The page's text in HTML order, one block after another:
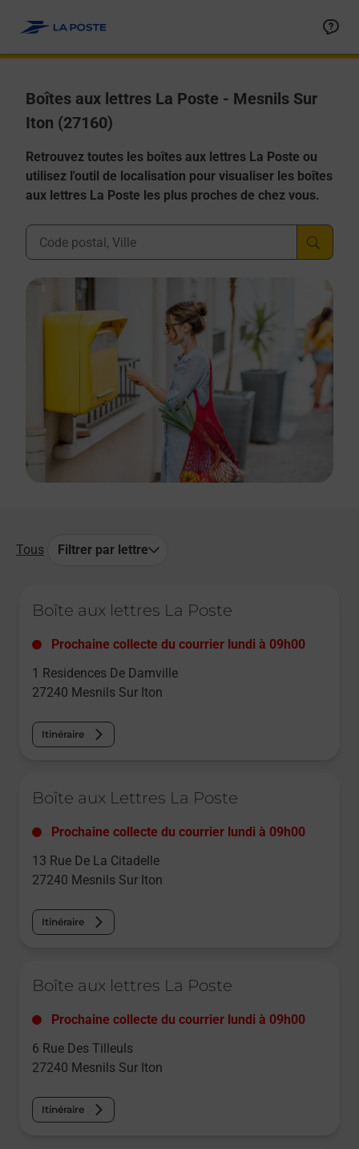
Boîtes aux lettres La Poste - Mesnils Sur
Iton (27160)
Retrouvez toutes les boîtes aux lettres La Poste ou
utilisez l'outil de localisation pour visualiser les boîtes
aux lettres La Poste les plus proches de chez vous.
Ville, Département, Code Postal
Tous Filtrer par lettre
Boîte aux lettres La Poste
Prochaine collecte du courrier lundi à 09h00
1 Residences De Damville
27240 Mesnils Sur Iton
Itinéraire
Boîte aux Lettres La Poste
Prochaine collecte du courrier lundi à 09h00
13 Rue De La Citadelle
27240 Mesnils Sur Iton
Itinéraire
Boîte aux lettres La Poste
Prochaine collecte du courrier lundi à 09h00
6 Rue Des Tilleuls
27240 Mesnils Sur Iton
Itinéraire